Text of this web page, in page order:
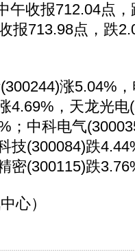
收报712.04点，
报713.98点，跌
涨5.04%，
4.69%，天龙光
；中科电气
技(300084)跌
密(300115)跌
心）